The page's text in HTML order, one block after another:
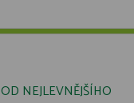
OD NEJLEVNĚJŠÍHO